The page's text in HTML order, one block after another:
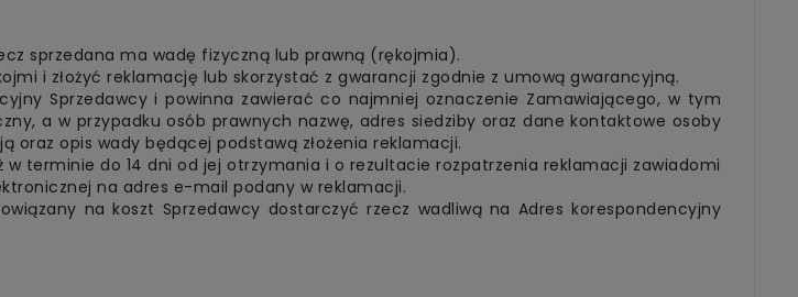
sprzedana ma wadę fizyczną lub prawną (rękojmia).
i złożyć reklamację lub skorzystać z gwarancji zgodnie z umową gwarancyjną.
Sprzedawcy i powinna zawierać co najmniej oznaczenie Zamawiającego, w tym
a w przypadku osób prawnych nazwę, adres siedziby oraz dane kontaktowe osoby
oraz opis wady będącej podstawą złożenia reklamacji.
terminie do 14 dni od jej otrzymania i o rezultacie rozpatrzenia reklamacji zawiadomi
na adres e-mail podany w reklamacji.
na koszt Sprzedawcy dostarczyć rzecz wadliwą na Adres korespondencyjny